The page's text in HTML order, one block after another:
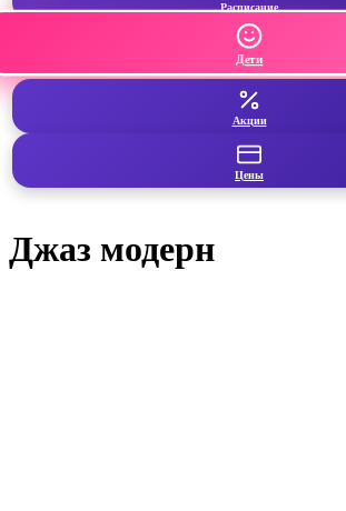
Расписание
Дети
Акции
Цены
Джаз модерн